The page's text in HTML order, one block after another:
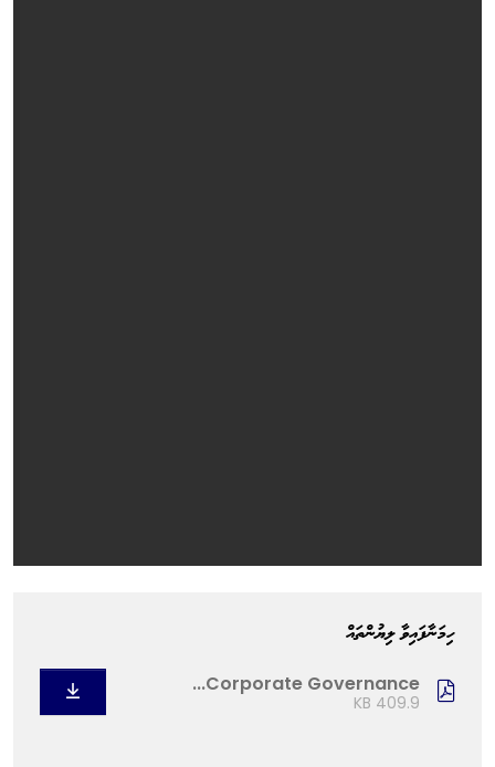
ހިމަނާފައިވާ ލިޔުންތައް
Corporate Governance...
409.9 KB